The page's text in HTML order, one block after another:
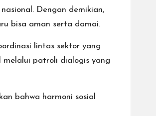
Dengan demikian,
bisa aman serta damai.
lintas sektor yang
patroli dialogis yang
bahwa harmoni sosial